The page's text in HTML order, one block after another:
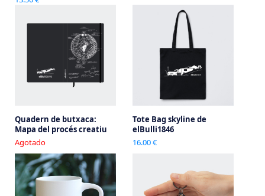
Quadern de butxaca:
Mapa del procés creatiu
Agotado
Tote Bag skyline de
elBulli1846
16.00 €